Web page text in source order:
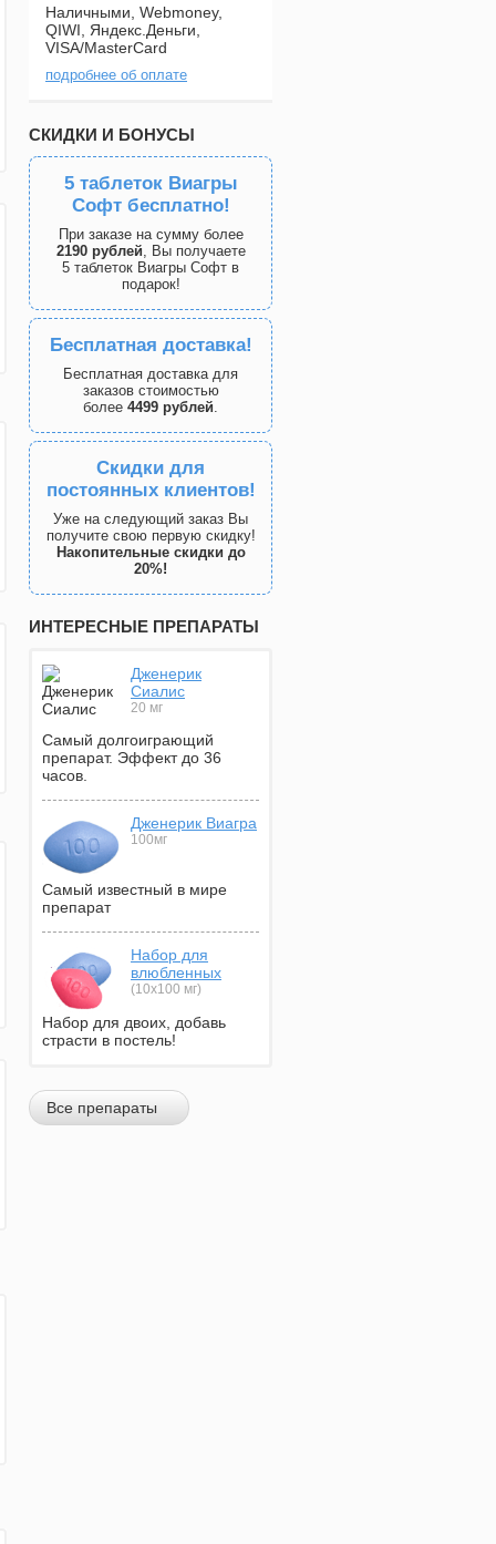
Наличными, Webmoney,
QIWI, Яндекс.Деньги,
VISA/MasterCard
подробнее об оплате
СКИДКИ И БОНУСЫ
5 таблеток Виагры
Софт бесплатно!
При заказе на сумму более
2190 рублей, Вы получаете
5 таблеток Виагры Софт в
подарок!
Бесплатная доставка!
Бесплатная доставка для
заказов стоимостью
более 4499 рублей.
Скидки для
постоянных клиентов!
Уже на следующий заказ Вы
получите свою первую скидку!
Накопительные скидки до
20%!
ИНТЕРЕСНЫЕ ПРЕПАРАТЫ
Дженерик
Сиалис
20 мг
Самый долгоиграющий
препарат. Эффект до 36
часов.
Дженерик Виагра
100мг
Самый известный в мире
препарат
Набор для
влюбленных
(10х100 мг)
Набор для двоих, добавь
страсти в постель!
Все препараты